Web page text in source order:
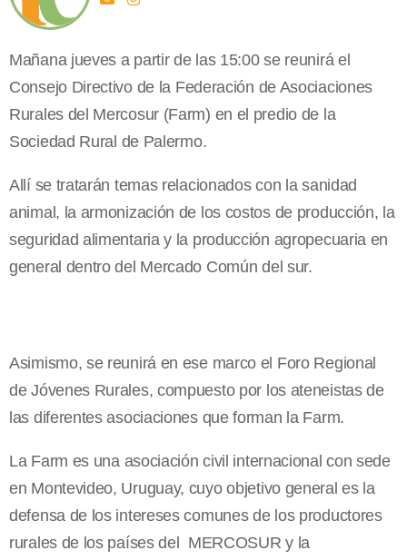
Mañana jueves a partir de las 15:00 se reunirá el
Consejo Directivo de la Federación de Asociaciones
Rurales del Mercosur (Farm) en el predio de la
Sociedad Rural de Palermo.
Allí se tratarán temas relacionados con la sanidad
animal, la armonización de los costos de producción, la
seguridad alimentaria y la producción agropecuaria en
general dentro del Mercado Común del sur.
Asimismo, se reunirá en ese marco el Foro Regional
de Jóvenes Rurales, compuesto por los ateneistas de
las diferentes asociaciones que forman la Farm.
La Farm es una asociación civil internacional con sede
en Montevideo, Uruguay, cuyo objetivo general es la
defensa de los intereses comunes de los productores
rurales de los países del
MERCOSUR y la